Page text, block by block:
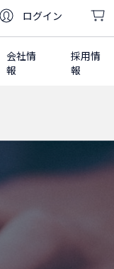
ログイン
会社情
報
採用情
報